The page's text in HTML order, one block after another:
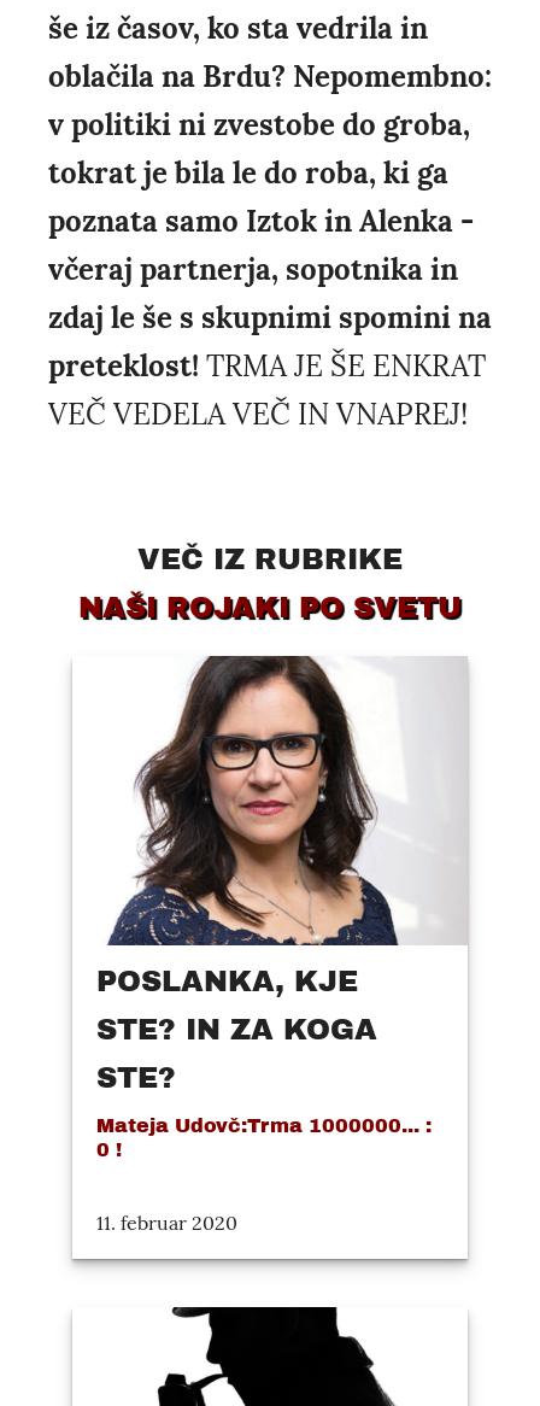
še iz časov, ko sta vedrila in
oblačila na Brdu? Nepomembno:
v politiki ni zvestobe do groba,
tokrat je bila le do roba, ki ga
poznata samo Iztok in Alenka -
včeraj partnerja, sopotnika in
zdaj le še s skupnimi spomini na
preteklost! TRMA JE ŠE ENKRAT
VEČ VEDELA VEČ IN VNAPREJ!
VEČ IZ RUBRIKE
NAŠI ROJAKI PO SVETU
POSLANKA, KJE
STE? IN ZA KOGA
STE?
Mateja Udovč:Trma 1000000... :
0 !
11. februar 2020